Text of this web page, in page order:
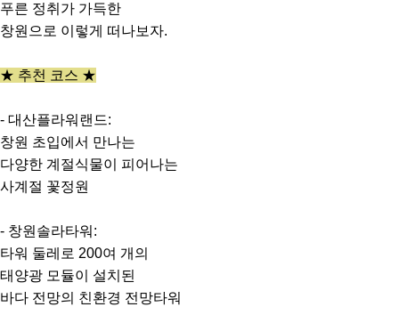
푸른 정취가 가득한
창원으로 이렇게 떠나보자.
★ 추천 코스 ★
- 대산플라워랜드:
창원 초입에서 만나는
다양한 계절식물이 피어나는
사계절 꽃정원
- 창원솔라타워:
타워 둘레로 200여 개의
태양광 모듈이 설치된
바다 전망의 친환경 전망타워